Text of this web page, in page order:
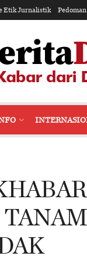
Etik Jurnalistik